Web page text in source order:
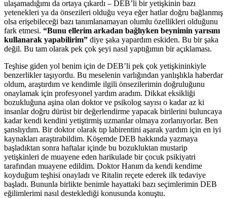
ulaşamadığımı da ortaya çıkardı – DEB’li bir yetişkinin bazı
yetenekleri ya da önsezileri olduğu veya eğer hatlar doğru bağlanmış
olsa erişebileceği bazı tanımlanamayan olumlu özellikleri olduğunu
fark etmesi. “Bunu ellerim arkadan bağlıyken beynimin yarısını
kullanarak yapabilirim” diye şaka yapardım eskiden. Bu bir şaka
değil. Bu tam olarak pek çok şeyi nasıl yaptığımın bir açıklaması.
Teşhise giden yol benim için de DEB’li pek çok yetişkininkiyle
benzerlikler taşıyordu. Bu meselenin varlığından yanlışlıkla haberdar
oldum, araştırdım ve kendimle ilgili önsezilerimin doğruluğunu
onaylamak için profesyonel yardım aradım. Dikkat eksikliği
bozukluğuna aşina olan doktor ve psikolog sayısı o kadar az ki
insanlar doğru dürüst bir değerlendirme yapacak birilerini buluncaya
kadar kendi kendini yetiştirmiş uzmanlar olmaya zorlanıyorlar. Ben
şanslıydım. Bir doktor olarak tıp labirentini aşarak yardım için en iyi
kaynakları araştırabildim. Köşemde DEB hakkında yazmaya
başladıktan sonra haftalar içinde bu bozukluktan mustarip
yetişkinleri de muayene eden harikulade bir çocuk psikiyatri
tarafından muayene edildim. Doktor Hanım da kendi kendime
koyduğum teşhisi onayladı ve Ritalin reçete ederek ilk tedaviye
başladı. Bununla birlikte benimle hayattaki bazı seçimlerimin DEB
eğilimlerimi nasıl desteklediği konusunda konuştu.